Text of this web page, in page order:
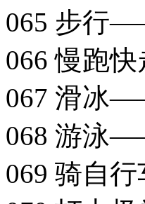
065 步行
066 慢跑
067 滑冰
068 游泳
069 骑自